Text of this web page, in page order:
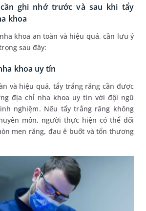
ghi nhớ trước và sau khi tẩy
khoa
khoa an toàn và hiệu quả, cần lưu ý
sau đây:
khoa uy tín
và hiệu quả, tẩy trắng răng cần được
địa chỉ nha khoa uy tín với đội ngũ
nghiệm. Nếu tẩy trắng răng không
môn, người thực hiện có thể đối
men răng, đau ê buốt và tổn thương